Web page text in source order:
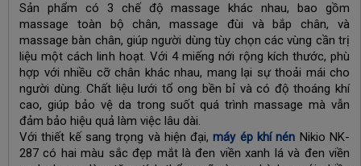
Sản phẩm có 3 chế độ massage khác nhau, bao gồm
massage toàn bộ chân, massage đùi và bắp chân, và
massage bàn chân, giúp người dùng tùy chọn các vùng cần trị
liệu một cách linh hoạt. Với 4 miếng nới rộng kích thước, phù
hợp với nhiều cỡ chân khác nhau, mang lại sự thoải mái cho
người dùng. Chất liệu lưới tổ ong bền bỉ và có độ thoáng khí
cao, giúp bảo vệ da trong suốt quá trình massage mà vẫn
đảm bảo hiệu quả làm việc lâu dài.
Với thiết kế sang trọng và hiện đại,máy ép khí nén Nikio NK-
287 có hai màu sắc đẹp mắt là đen viền xanh lá và đen viền